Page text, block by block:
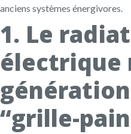
anciens systèmes énergivores.
1. Le
électrique
“grille-